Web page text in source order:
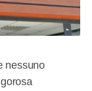
nessuno